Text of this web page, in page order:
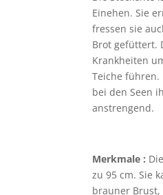
Einehen. Sie
fressen sie
Brot gefüttert.
Krankheiten
Teiche führen.
bei den Seen
anstrengend.
Merkmale :
zu 95 cm. Sie
brauner Brust,